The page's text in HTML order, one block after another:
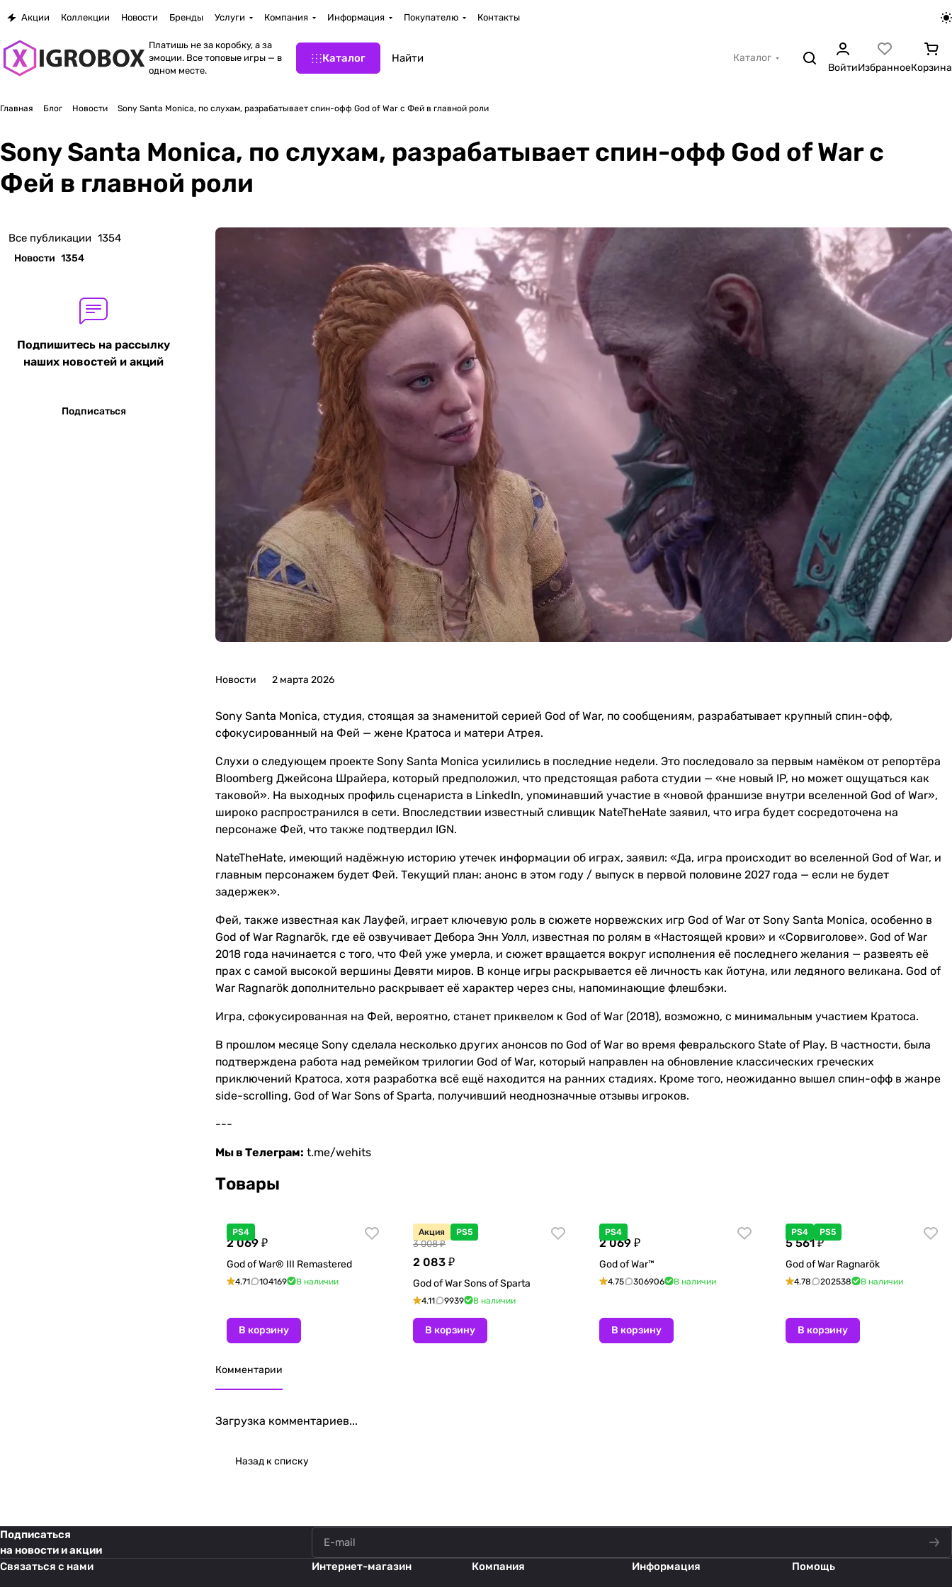
Акции Коллекции Новости Бренды Услуги Компания Информация Покупателю Контакты
Платишь не за коробку, а за
эмоции. Все топовые игры — в
одном месте.
Каталог
Каталог
ВойтиИзбранноеКорзина
Главная Блог Новости Sony Santa Monica, по слухам, разрабатывает спин-офф God of War с Фей в главной роли
Sony Santa Monica, по слухам, разрабатывает спин-офф God of War с
Фей в главной роли
Новости 2 марта 2026
Sony Santa Monica, студия, стоящая за знаменитой серией God of War, по сообщениям, разрабатывает крупный спин-офф,
сфокусированный на Фей — жене Кратоса и матери Атрея.
Слухи о следующем проекте Sony Santa Monica усилились в последние недели. Это последовало за первым намёком от репортёра
Bloomberg Джейсона Шрайера, который предположил, что предстоящая работа студии — «не новый IP, но может ощущаться как
таковой». На выходных профиль сценариста в LinkedIn, упоминавший участие в «новой франшизе внутри вселенной God of War»,
широко распространился в сети. Впоследствии известный сливщик NateTheHate заявил, что игра будет сосредоточена на
персонаже Фей, что также подтвердил IGN.
NateTheHate, имеющий надёжную историю утечек информации об играх, заявил: «Да, игра происходит во вселенной God of War, и
главным персонажем будет Фей. Текущий план: анонс в этом году / выпуск в первой половине 2027 года — если не будет
задержек».
Фей, также известная как Лауфей, играет ключевую роль в сюжете норвежских игр God of War от Sony Santa Monica, особенно в
God of War Ragnarök, где её озвучивает Дебора Энн Уолл, известная по ролям в «Настоящей крови» и «Сорвиголове». God of War
2018 года начинается с того, что Фей уже умерла, и сюжет вращается вокруг исполнения её последнего желания — развеять её
прах с самой высокой вершины Девяти миров. В конце игры раскрывается её личность как йотуна, или ледяного великана. God of
War Ragnarök дополнительно раскрывает её характер через сны, напоминающие флешбэки.
Игра, сфокусированная на Фей, вероятно, станет приквелом к God of War (2018), возможно, с минимальным участием Кратоса.
В прошлом месяце Sony сделала несколько других анонсов по God of War во время февральского State of Play. В частности, была
подтверждена работа над ремейком трилогии God of War, который направлен на обновление классических греческих
приключений Кратоса, хотя разработка всё ещё находится на ранних стадиях. Кроме того, неожиданно вышел спин-офф в жанре
side-scrolling, God of War Sons of Sparta, получивший неоднозначные отзывы игроков.
---
Мы в Телеграм: t.me/wehits
Товары
PS4
2 069 ₽
God of War® III Remastered
4.71 104169 В наличии
В корзину
Акция PS5
3 008 ₽
2 083 ₽
God of War Sons of Sparta
4.11 9939 В наличии
В корзину
PS4
2 069 ₽
God of War™
4.75 306906 В наличии
В корзину
PS4 PS5
5 561 ₽
God of War Ragnarök
4.78 202538 В наличии
В корзину
Комментарии
Загрузка комментариев...
Назад к списку
Все публикации 1354
Новости 1354
Подпишитесь на рассылку
наших новостей и акций
Подписаться
Подписаться
на новости и акции
Связаться с нами
Интернет-магазин Компания Информация Помощь